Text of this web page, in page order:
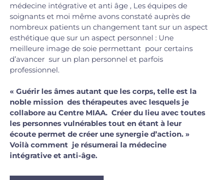
médecine intégrative et anti âge , Les équipes de
soignants et moi même avons constaté auprès de
nombreux patients un changement tant sur un aspect
esthétique que sur un aspect personnel : Une
meilleure image de soie permettant pour certains
d’avancer sur un plan personnel et parfois
professionnel.
« Guérir les âmes autant que les corps, telle est la
noble mission des thérapeutes avec lesquels je
collabore au Centre MIAA. Créer du lieu avec toutes
les personnes vulnérables tout en étant à leur
écoute permet de créer une synergie d’action. »
Voilà comment je résumerai la médecine
intégrative et anti-âge.